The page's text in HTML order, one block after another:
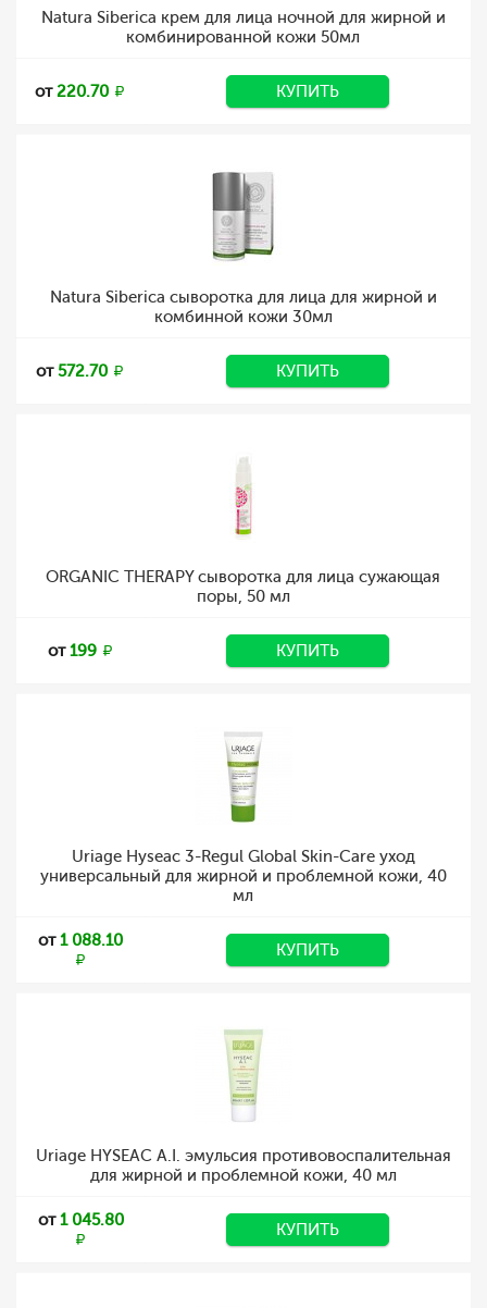
Natura Siberica крем для лица ночной для жирной и
комбинированной кожи 50мл
от220.70 КУПИТЬ
Natura Siberica сыворотка для лица для жирной и
комбинной кожи 30мл
от572.70 КУПИТЬ
ORGANIC THERAPY сыворотка для лица сужающая
поры, 50 мл
от199 КУПИТЬ
Uriage Hyseac 3-Regul Global Skin-Care уход
универсальный для жирной и проблемной кожи, 40
мл
от1 088.10 КУПИТЬ
Uriage HYSEAC A.I. эмульсия противовоспалительная
для жирной и проблемной кожи, 40 мл
от1 045.80 КУПИТЬ